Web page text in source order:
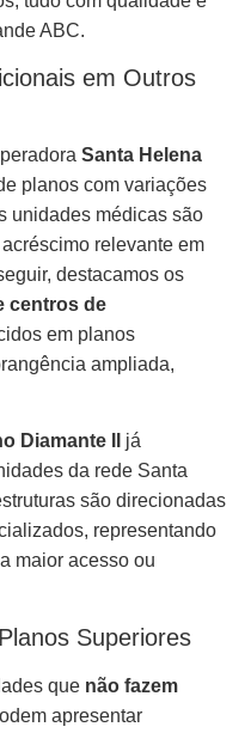
ABC.
em Outros
Santa Helena
planos com variações
unidades médicas são
relevante em
destacamos os
centros de
em planos
ampliada,
Diamante II
já
da rede Santa
são direcionadas
representando
maior acesso ou
Superiores
que não fazem
apresentar